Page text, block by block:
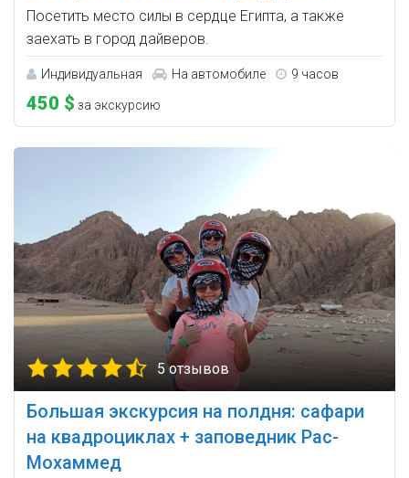
Посетить место силы в сердце Египта, а также
заехать в город дайверов.
Индивидуальная На автомобиле 9 часов
450 $ за экскурсию
5 отзывов
Большая экскурсия на полдня: сафари
на квадроциклах + заповедник Рас-
Мохаммед